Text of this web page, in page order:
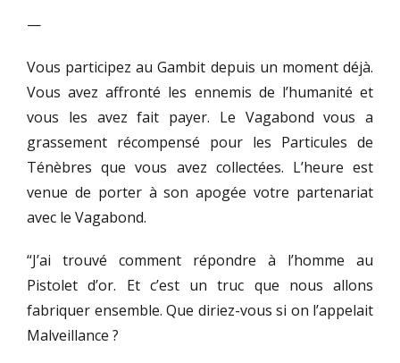
—
Vous participez au Gambit depuis un moment déjà.
Vous avez affronté les ennemis de l’humanité et
vous les avez fait payer. Le Vagabond vous a
grassement récompensé pour les Particules de
Ténèbres que vous avez collectées. L’heure est
venue de porter à son apogée votre partenariat
avec le Vagabond.
“J’ai trouvé comment répondre à l’homme au
Pistolet d’or. Et c’est un truc que nous allons
fabriquer ensemble. Que diriez-vous si on l’appelait
Malveillance ?